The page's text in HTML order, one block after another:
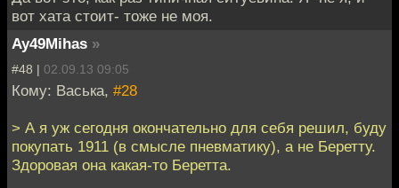
вот хата стоит- тоже не моя.
Ay49Mihas »
#48 | 02.09.13 09:05
Кому: Васька, #28
> А я уж сегодня окончательно для себя решил, буду
покупать 1911 (в смысле пневматику), а не Беретту.
Здоровая она какая-то Беретта.